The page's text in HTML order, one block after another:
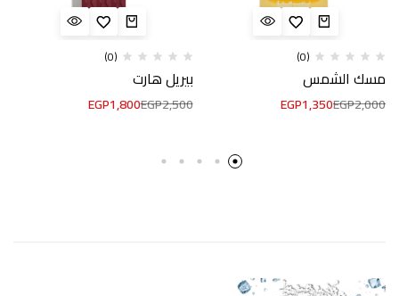
(0)
مسك الشمس
EGP2,000
EGP1,350
(0)
بيريل هارت
EGP2,500
EGP1,800